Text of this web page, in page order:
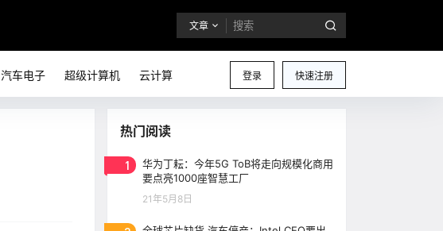
文章
登录 快速注册
汽车电子 超级计算机 云计算
热门阅读
1
华为丁耘：今年5G ToB将走向规模化商用
要点亮1000座智慧工厂
21年5月8日